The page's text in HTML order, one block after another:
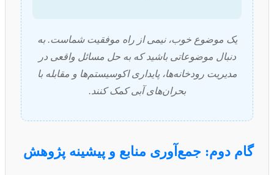
یک موضوع خوب، نیمی از راه موفقیت شماست. به
دنبال موضوعاتی باشید که به حل مسائل واقعی در
مدیریت رودخانه‌ها، پایداری اکوسیستم‌ها و مقابله با
بحران‌های آبی کمک کنند.
گام دوم: جمع‌آوری منابع و پیشینه پژوهش